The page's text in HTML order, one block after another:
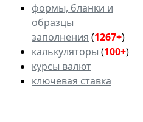
формы, бланки и
образцы
заполнения (1267+)
калькуляторы (100+)
курсы валют
ключевая ставка